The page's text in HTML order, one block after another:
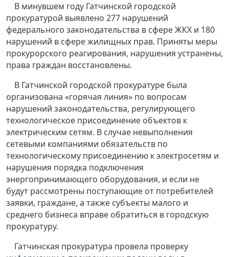
В минувшем году Гатчинской городской
прокуратурой выявлено 277 нарушений
федерального законодательства в сфере ЖКХ и 180
нарушений в сфере жилищных прав. Приняты меры
прокурорского реагирования, нарушения устранены,
права граждан восстановлены.
В Гатчинской городской прокуратуре была
организована «горячая линия» по вопросам
нарушений законодательства, регулирующего
технологическое присоединение объектов к
электрическим сетям. В случае невыполнения
сетевыми компаниями обязательств по
технологическому присоединению к электросетям и
нарушения порядка подключения
энергопринимающего оборудования, и если не
будут рассмотрены поступающие от потребителей
заявки, граждане, а также субъекты малого и
среднего бизнеса вправе обратиться в городскую
прокуратуру.
Гатчинская прокуратура провела проверку